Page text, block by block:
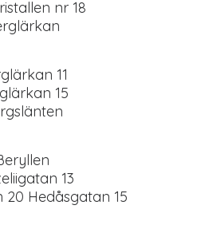
nr 18
11
15
13
20 Hedåsgatan 15